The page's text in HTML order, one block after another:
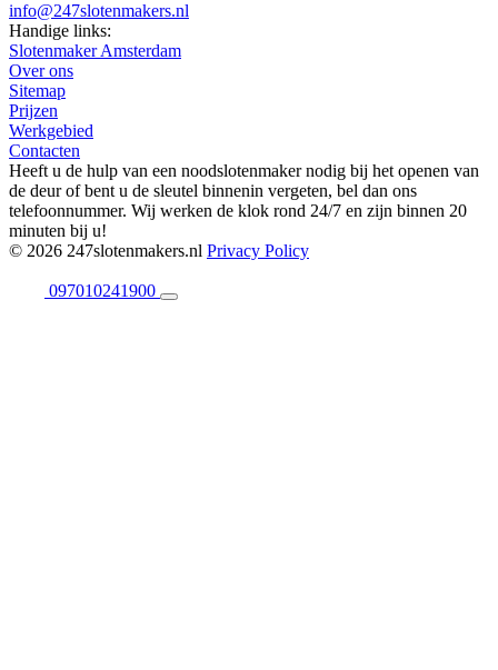
info@247slotenmakers.nl
Handige links:
Slotenmaker Amsterdam
Over ons
Sitemap
Prijzen
Werkgebied
Contacten
Heeft u de hulp van een noodslotenmaker nodig bij het openen van
de deur of bent u de sleutel binnenin vergeten, bel dan ons
telefoonnummer. Wij werken de klok rond 24/7 en zijn binnen 20
minuten bij u!
© 2026 247slotenmakers.nl Privacy Policy
097010241900